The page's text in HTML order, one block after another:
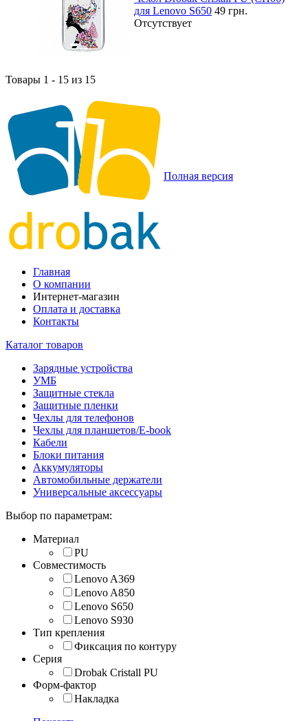
для Lenovo S650 49 грн.
Отсутствует
Товары 1 - 15 из 15
Полная версия
Главная
О компании
Интернет-магазин
Оплата и доставка
Контакты
Каталог товаров
Зарядные устройства
УМБ
Защитные стекла
Защитные пленки
Чехлы для телефонов
Чехлы для планшетов/E-book
Кабели
Блоки питания
Аккумуляторы
Автомобильные держатели
Универсальные аксессуары
Выбор по параметрам:
Материал
PU
Совместимость
Lenovo A369
Lenovo A850
Lenovo S650
Lenovo S930
Тип крепления
Фиксация по контуру
Серия
Drobak Cristall PU
Форм-фактор
Накладка